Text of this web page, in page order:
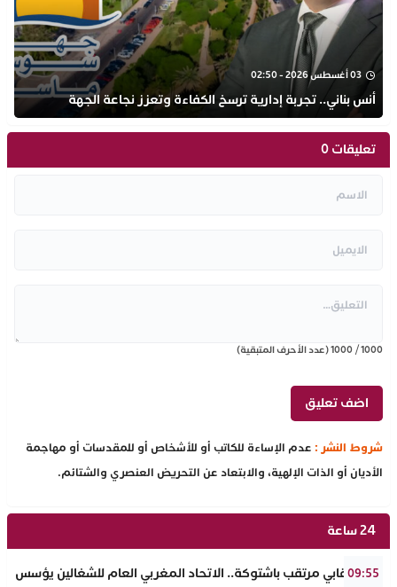
03 أغسطس 2026 - 02:50
أنس بناني.. تجربة إدارية ترسخ الكفاءة وتعزز نجاعة الجهة
تعليقات 0
1000
/
1000(عدد الأحرف المتبقية)
شروط النشر : عدم الإساءة للكاتب أو للأشخاص أو للمقدسات أو مهاجمة
الأديان أو الذات الإلهية، والابتعاد عن التحريض العنصري والشتائم.
24 ساعة
09:55
حدث نقابي مرتقب باشتوكة.. الاتحاد المغربي العام للشغالين